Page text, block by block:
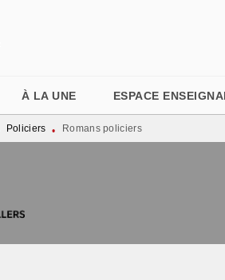
À LA UNE ESPACE
Policiers • Romans policiers